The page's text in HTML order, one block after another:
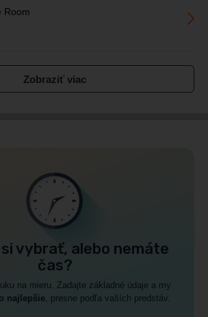
Room
Zobraziť viac
vybrať, alebo nemáte
čas?
na mieru. Zadajte základné údaje a my
najlepšie, presne podľa vaších predstáv.